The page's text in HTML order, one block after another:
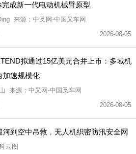
完成新一代电动机械臂原型
来源：中叉网-中国叉车网
2026-08-05
拟通过15亿美元合并上市：多域机
加速规模化
来源：中叉网-中国叉车网
2026-08-05
河到空中吊救，无人机织密防汛安全网
云图